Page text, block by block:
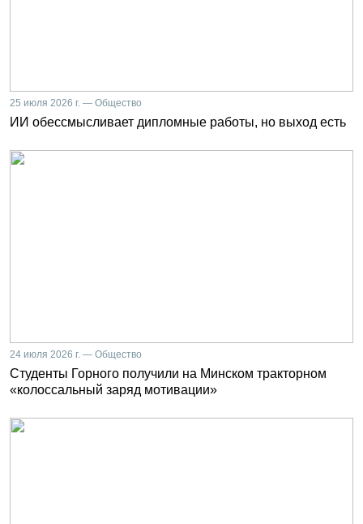
25 июля 2026 г. — Общество
ИИ обессмысливает дипломные работы, но выход есть
24 июля 2026 г. — Общество
Студенты Горного получили на Минском тракторном
«колоссальный заряд мотивации»